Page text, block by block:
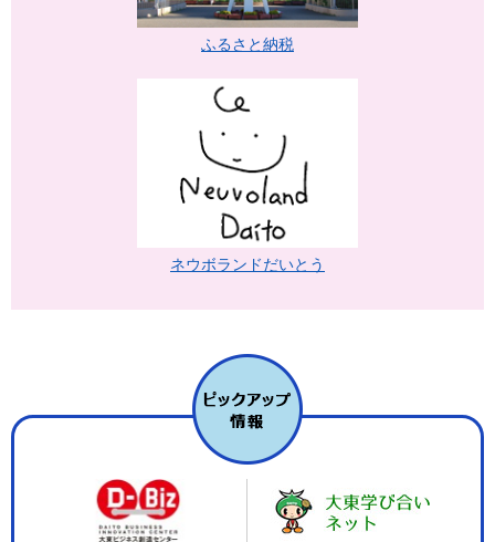
ふるさと納税
ネウボランドだいとう